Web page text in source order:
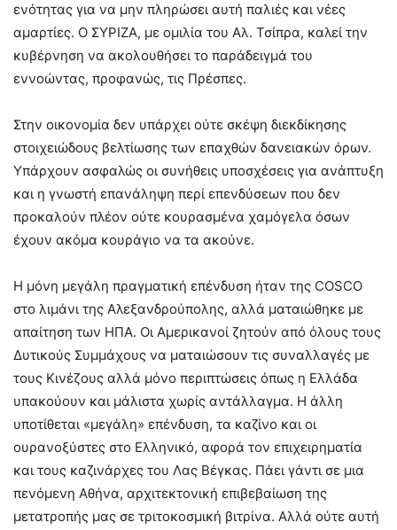
ενότητας για να μην πληρώσει αυτή παλιές και νέες
αμαρτίες. Ο ΣΥΡΙΖΑ, με ομιλία του Αλ. Τσίπρα, καλεί την
κυβέρνηση να ακολουθήσει το παράδειγμά του
εννοώντας, προφανώς, τις Πρέσπες.
Στην οικονομία δεν υπάρχει ούτε σκέψη διεκδίκησης
στοιχειώδους βελτίωσης των επαχθών δανειακών όρων.
Υπάρχουν ασφαλώς οι συνήθεις υποσχέσεις για ανάπτυξη
και η γνωστή επανάληψη περί επενδύσεων που δεν
προκαλούν πλέον ούτε κουρασμένα χαμόγελα όσων
έχουν ακόμα κουράγιο να τα ακούνε.
Η μόνη μεγάλη πραγματική επένδυση ήταν της COSCO
στο λιμάνι της Αλεξανδρούπολης, αλλά ματαιώθηκε με
απαίτηση των ΗΠΑ. Οι Αμερικανοί ζητούν από όλους τους
Δυτικούς Συμμάχους να ματαιώσουν τις συναλλαγές με
τους Κινέζους αλλά μόνο περιπτώσεις όπως η Ελλάδα
υπακούουν και μάλιστα χωρίς αντάλλαγμα. Η άλλη
υποτίθεται «μεγάλη» επένδυση, τα καζίνο και οι
ουρανοξύστες στο Ελληνικό, αφορά τον επιχειρηματία
και τους καζινάρχες του Λας Βέγκας. Πάει γάντι σε μια
πενόμενη Αθήνα, αρχιτεκτονική επιβεβαίωση της
μετατροπής μας σε τριτοκοσμική βιτρίνα. Αλλά ούτε αυτή